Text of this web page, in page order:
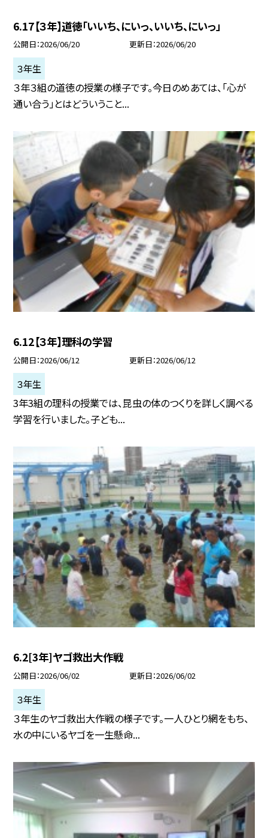
6.17【３年】道徳「いいち、にいっ、いいち、にいっ」
公開日 2026/06/20 更新日 2026/06/20
３年生
３年３組の道徳の授業の様子です。今日のめあては、「心が
通い合う」とはどういうこと...
6.12【３年】理科の学習
公開日 2026/06/12 更新日 2026/06/12
３年生
3年3組の理科の授業では、昆虫の体のつくりを詳しく調べる
学習を行いました。子ども...
6.2[3年]ヤゴ救出大作戦
公開日 2026/06/02 更新日 2026/06/02
３年生
３年生のヤゴ救出大作戦の様子です。一人ひとり網をもち、
水の中にいるヤゴを一生懸命...